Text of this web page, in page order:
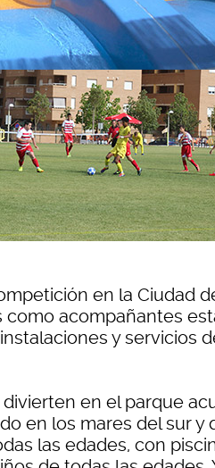
en la Ciudad
acompañantes
y servicios
en el parque
en los mares del sur y
las edades, con